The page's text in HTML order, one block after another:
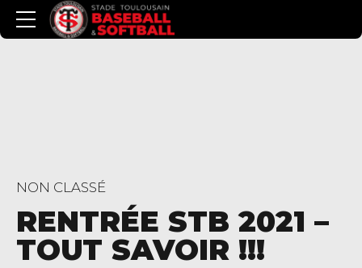
NON CLASSÉ
RENTRÉE STB 2021 –
TOUT SAVOIR !!!